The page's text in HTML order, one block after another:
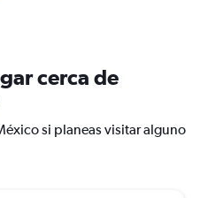
cerca de
si planeas visitar alguno